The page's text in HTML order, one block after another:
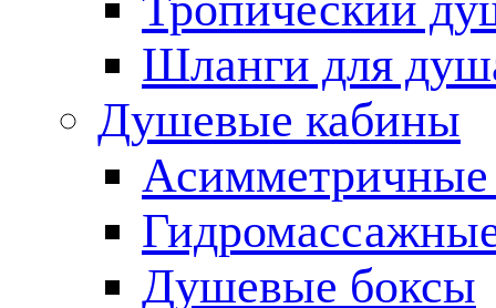
Шланги для
Душевые кабины
Душевые боксы